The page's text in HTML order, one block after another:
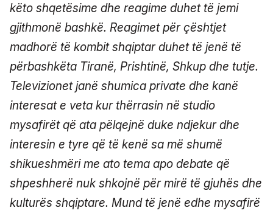
këto shqetësime dhe reagime duhet të jemi
gjithmonë bashkë. Reagimet për çështjet
madhorë të kombit shqiptar duhet të jenë të
përbashkëta Tiranë, Prishtinë, Shkup dhe tutje.
Televizionet janë shumica private dhe kanë
interesat e veta kur thërrasin në studio
mysafirët që ata pëlqejnë duke ndjekur dhe
interesin e tyre që të kenë sa më shumë
shikueshmëri me ato tema apo debate që
shpeshherë nuk shkojnë për mirë të gjuhës dhe
kulturës shqiptare. Mund të jenë edhe mysafirë